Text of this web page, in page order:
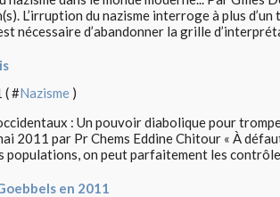
L’irruption du nazisme interroge à plus
nécessaire d’abandonner la grille
( #Nazisme )
: Un pouvoir diabolique pour
2011 par Pr Chems Eddine Chitour « À
populations, on peut parfaitement les
en 2011